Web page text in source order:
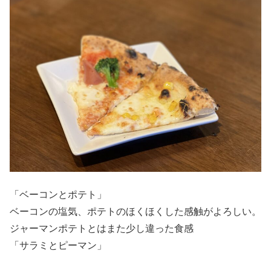
「ベーコンとポテト」
ベーコンの塩気、ポテトのほくほくした感触がよろしい。
ジャーマンポテトとはまた少し違った食感
「サラミとピーマン」